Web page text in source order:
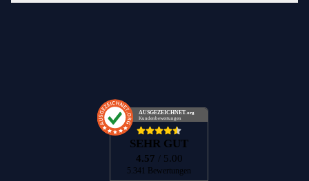
AUSGEZEICHNET .org
Kundenbewertungen
SEHR GUT
4.57 / 5.00
5.341 Bewertungen